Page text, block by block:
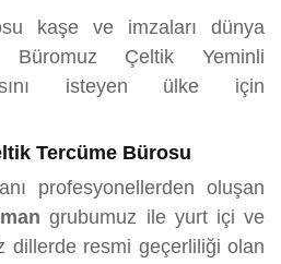
kaşe ve imzaları dünya
Büromuz Çeltik Yeminli
isteyen ülke için
Tercüme Bürosu
profesyonellerden oluşan
grubumuz ile yurt içi ve
dillerde resmi geçerliliği olan